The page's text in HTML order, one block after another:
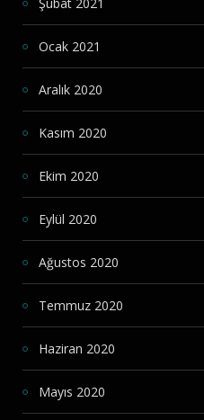
Ocak 2021
Aralık 2020
Kasım 2020
Ekim 2020
Eylül 2020
Ağustos 2020
Temmuz 2020
Haziran 2020
Mayıs 2020